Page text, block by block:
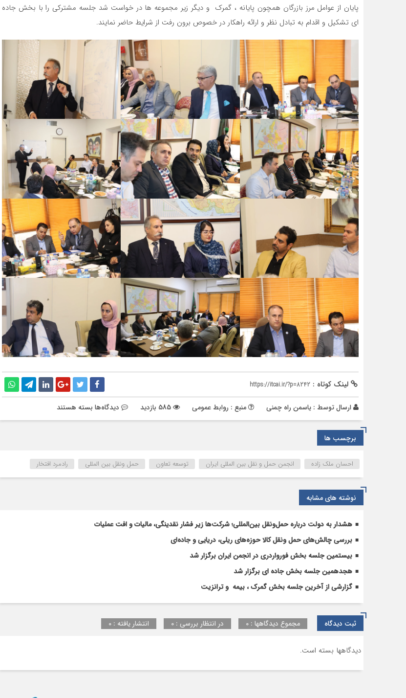
پایان از عوامل مرز بازرگان همچون پایانه ، گمرک و دیگر زیر مجموعه ها در خواست شد جلسه مشترکی را با بخش جاده
ای تشکیل و اقدام به تبادل نظر و ارائه راهکار در خصوص برون رفت از شرایط حاضر نمایند.
لینک کوتاه : https://itcai.ir/?p=8242
ارسال توسط : یاسمن راه چمنی منبع : روابط عمومی دیدگاه‌ها برای
گزارشی
بخش
جاده
بسته هستند
برچسب ها
احسان ملک زاده انجمن حمل و نقل بین المللی ایران توسعه تعاون حمل ونقل بین المللی رادمرد افتخار
نوشته های مشابه
هشدار به دولت درباره حمل‌ونقل بین‌المللی؛ شرکت‌ها زیر فشار نقدینگی، مالیات و افت عملیات
بررسی چالش‌های حمل ونقل کالا حوزه‌های ریلی، دریایی و جاده‌ای
بیستمین جلسه بخش فورواردری در انجمن ایران برگزار شد
هجدهمین جلسه بخش جاده ای برگزار شد
گزارشی از آخرین جلسه بخش گمرک ، بیمه و ترانزیت
ثبت دیدگاه مجموع دیدگاهها : 0 در انتظار بررسی : 0 انتشار یافته : 0
دیدگاهها بسته است.